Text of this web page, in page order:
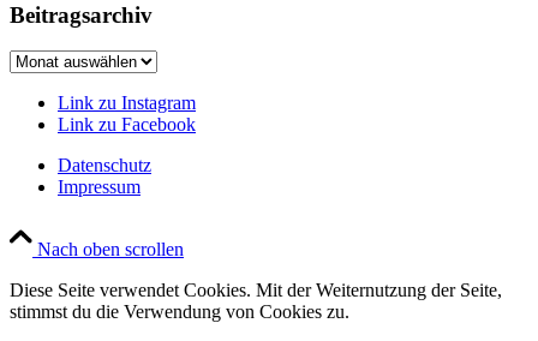
Beitragsarchiv
Beitragsarchiv
Link zu Instagram
Link zu Facebook
Datenschutz
Impressum
Nach oben scrollen
Diese Seite verwendet Cookies. Mit der Weiternutzung der Seite,
stimmst du die Verwendung von Cookies zu.